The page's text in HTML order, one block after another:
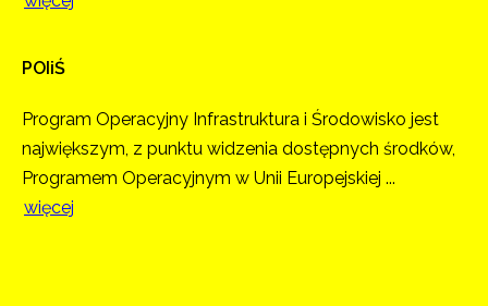
POIiŚ
Program Operacyjny Infrastruktura i Środowisko jest
największym, z punktu widzenia dostępnych środków,
Programem Operacyjnym w Unii Europejskiej ...
więcej